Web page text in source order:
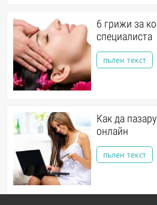
6 грижи за
специалиста
пълен текст
Как да
онлайн
пълен текст